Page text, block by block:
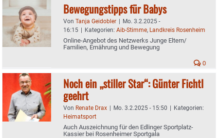
Bewegungstipps für Babys
Von Tanja Geidobler | Mo. 3.2.2025 -
16:15 | Kategorien: Aib-Stimme, Landkreis Rosenheim
Online-Angebot des Netzwerks Junge Eltern/
Familien, Ernährung und Bewegung
0
Noch ein „stiller Star“: Günter Fichtl
geehrt
Von Renate Drax | Mo. 3.2.2025 - 15:50 | Kategorien:
Heimatsport
Auch Auszeichnung für den Edlinger Sportplatz-
Kassier bei Rosenheimer Sportgala